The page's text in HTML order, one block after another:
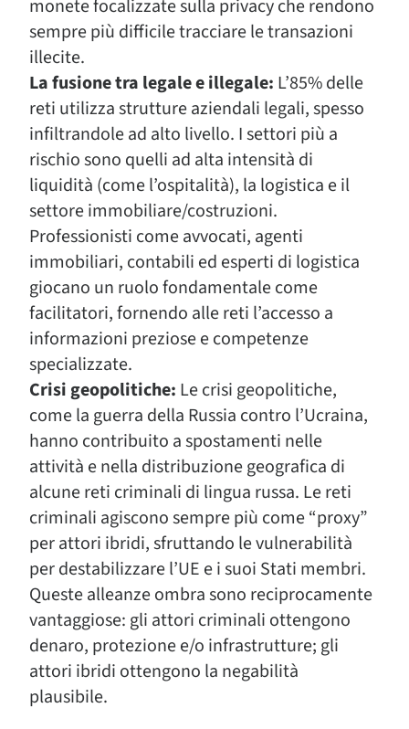
monete focalizzate sulla privacy che rendono
sempre più difficile tracciare le transazioni
illecite.
La fusione tra legale e illegale: L’85% delle
reti utilizza strutture aziendali legali, spesso
infiltrandole ad alto livello. I settori più a
rischio sono quelli ad alta intensità di
liquidità (come l’ospitalità), la logistica e il
settore immobiliare/costruzioni.
Professionisti come avvocati, agenti
immobiliari, contabili ed esperti di logistica
giocano un ruolo fondamentale come
facilitatori, fornendo alle reti l’accesso a
informazioni preziose e competenze
specializzate.
Crisi geopolitiche: Le crisi geopolitiche,
come la guerra della Russia contro l’Ucraina,
hanno contribuito a spostamenti nelle
attività e nella distribuzione geografica di
alcune reti criminali di lingua russa. Le reti
criminali agiscono sempre più come “proxy”
per attori ibridi, sfruttando le vulnerabilità
per destabilizzare l’UE e i suoi Stati membri.
Queste alleanze ombra sono reciprocamente
vantaggiose: gli attori criminali ottengono
denaro, protezione e/o infrastrutture; gli
attori ibridi ottengono la negabilità
plausibile.